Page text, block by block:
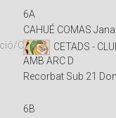
6A
CAHUÉ COMAS Jana
CETADS -
AMB ARC D
Recorbat Sub 21
6B